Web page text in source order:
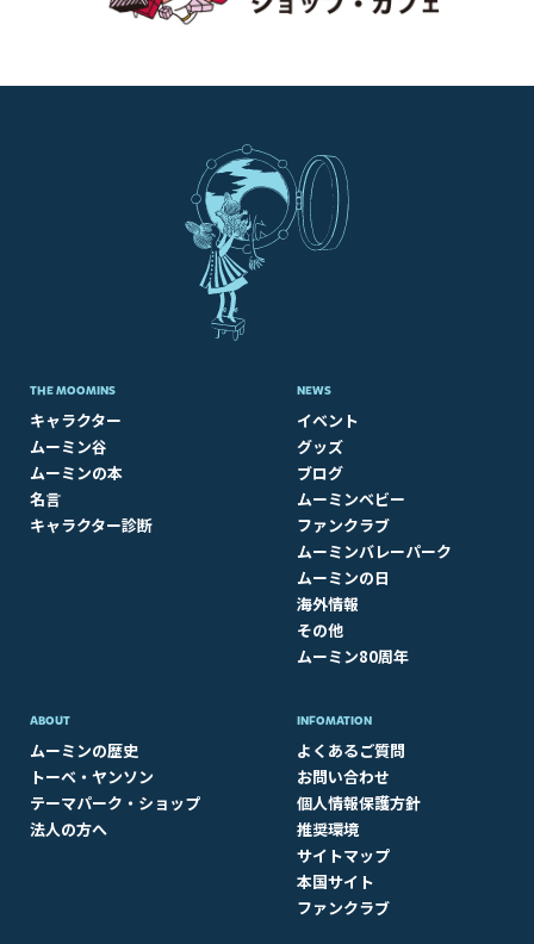
THE MOOMINS
キャラクター
ムーミン谷
ムーミンの本
名言
キャラクター診断
NEWS
イベント
グッズ
ブログ
ムーミンベビー
ファンクラブ
ムーミンバレーパーク
ムーミンの日
海外情報
その他
ムーミン80周年
ABOUT​
ムーミンの歴史
トーベ・ヤンソン
テーマパーク・ショップ
法人の方へ
INFOMATION
よくあるご質問
お問い合わせ
個人情報保護方針
推奨環境
サイトマップ
本国サイト
ファンクラブ